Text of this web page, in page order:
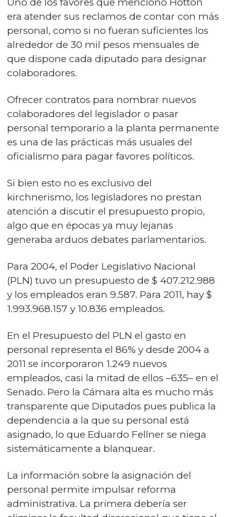
era atender sus reclamos de contar con más
personal, como si no fueran suficientes los
alrededor de 30 mil pesos mensuales de
que dispone cada diputado para designar
colaboradores.
Ofrecer contratos para nombrar nuevos
colaboradores del legislador o pasar
personal temporario a la planta permanente
es una de las prácticas más usuales del
oficialismo para pagar favores políticos.
Si bien esto no es exclusivo del
kirchnerismo, los legisladores no prestan
atención a discutir el presupuesto propio,
algo que en épocas ya muy lejanas
generaba arduos debates parlamentarios.
Para 2004, el Poder Legislativo Nacional
(PLN) tuvo un presupuesto de $ 407.212.988
y los empleados eran 9.587. Para 2011, hay $
1.993.968.157 y 10.836 empleados.
En el Presupuesto del PLN el gasto en
personal representa el 86% y desde 2004 a
2011 se incorporaron 1.249 nuevos
empleados, casi la mitad de ellos –635– en el
Senado. Pero la Cámara alta es mucho más
transparente que Diputados pues publica la
dependencia a la que su personal está
asignado, lo que Eduardo Fellner se niega
sistemáticamente a blanquear.
La información sobre la asignación del
personal permite impulsar reforma
administrativa. La primera debería ser